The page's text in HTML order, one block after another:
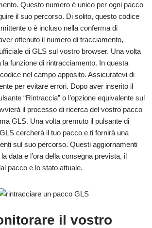
Questo numero è unico per ogni pacco
il suo percorso. Di solito, questo codice
o è incluso nella conferma di
ottenuto il numero di tracciamento,
di GLS sul vostro browser. Una volta
la funzione di rintracciamento. In questa
nel campo apposito. Assicuratevi di
per evitare errori. Dopo aver inserito il
“Rintraccia” o l’opzione equivalente sul
il processo di ricerca del vostro pacco
GLS. Una volta premuto il pulsante di
cercherà il tuo pacco e ti fornirà una
sul suo percorso. Questi aggiornamenti
data e l’ora della consegna prevista, il
pacco e lo stato attuale.
il vostro